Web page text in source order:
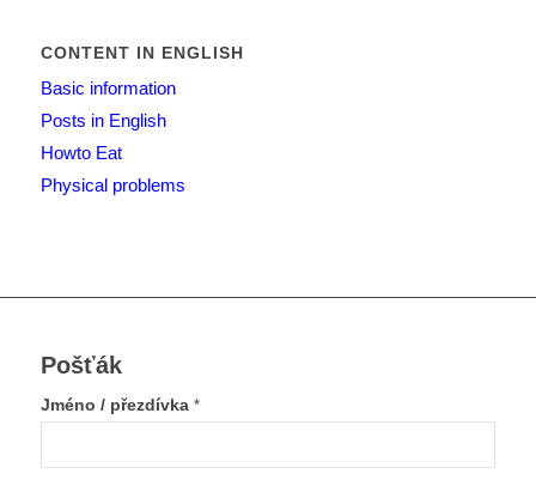
CONTENT IN ENGLISH
Basic information
Posts in English
Howto Eat
Physical problems
Pošťák
Jméno / přezdívka *